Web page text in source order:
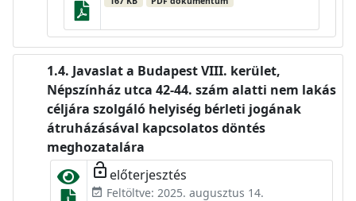
Javaslat a Budapest VIII. kerület,
Népszínház utca 42-44. szám alatti nem lakás
céljára szolgáló helyiség bérleti jogának
átruházásával kapcsolatos döntés
meghozatalára
lock_open előterjesztés
event_available Feltöltve: 2025. augusztus 14.